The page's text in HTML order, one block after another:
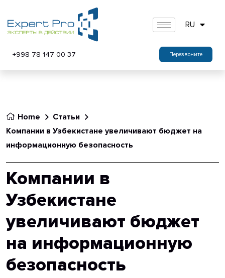
RU
+998 78 147 00 37 Перезвоните
Home
Статьи
Компании в Узбекистане увеличивают бюджет на
информационную безопасность
Компании в
Узбекистане
увеличивают бюджет
на информационную
безопасность